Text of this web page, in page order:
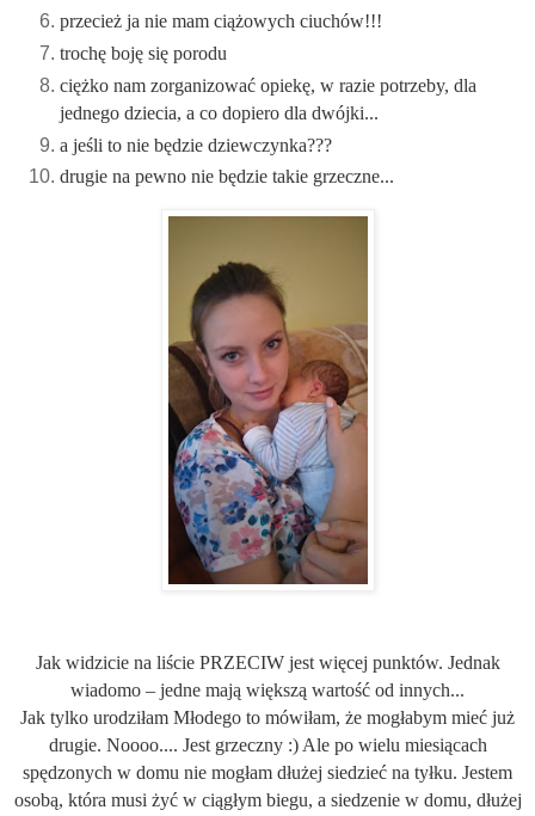
przecież ja nie mam ciążowych ciuchów!!!
trochę boję się porodu
ciężko nam zorganizować opiekę, w razie potrzeby, dla
jednego dziecia, a co dopiero dla dwójki...
a jeśli to nie będzie dziewczynka???
drugie na pewno nie będzie takie grzeczne...
Jak widzicie na liście PRZECIW jest więcej punktów. Jednak
wiadomo – jedne mają większą wartość od innych...
Jak tylko urodziłam Młodego to mówiłam, że mogłabym mieć już
drugie. Noooo.... Jest grzeczny :) Ale po wielu miesiącach
spędzonych w domu nie mogłam dłużej siedzieć na tyłku. Jestem
osobą, która musi żyć w ciągłym biegu, a siedzenie w domu, dłużej